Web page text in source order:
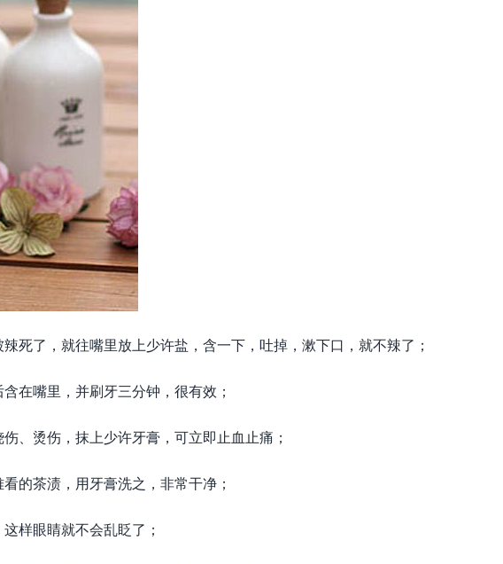
死了，就往嘴里放上少许盐，含一下，吐掉，漱下口，就不辣了；
在嘴里，并刷牙三分钟，很有效；
、烫伤，抹上少许牙膏，可立即止血止痛；
的茶渍，用牙膏洗之，非常干净；
样眼睛就不会乱眨了；